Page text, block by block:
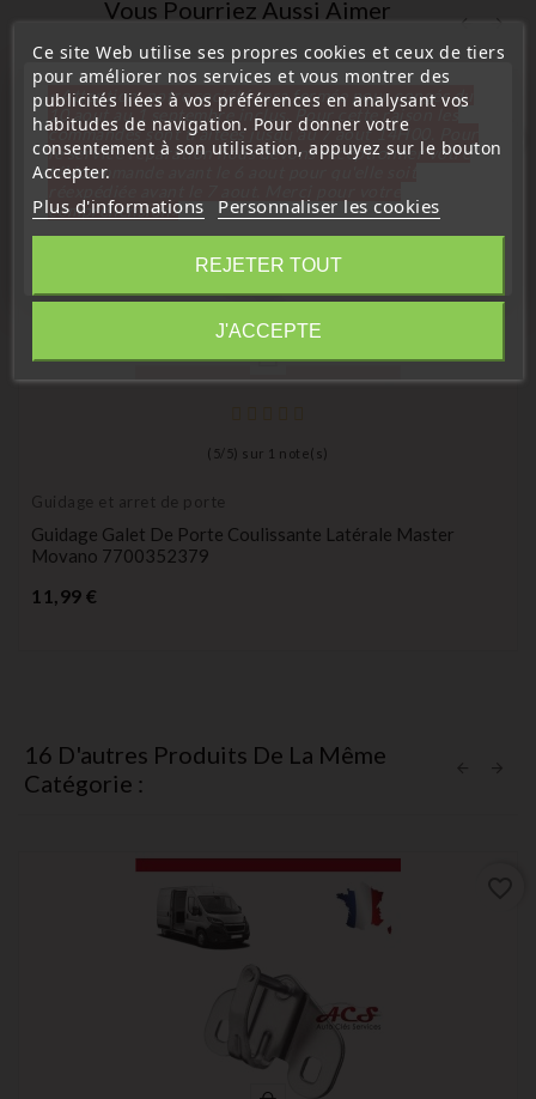
Vous Pourriez Aussi Aimer
( 5/ 5) sur 1 note(s)
Guidage et arret de porte
Guidage Galet De Porte Coulissante Latérale Master
Movano 7700352379
11,99 €
favorite_border
16 D'autres Produits De La Même
Catégorie :
Ce site Web utilise ses propres cookies et ceux de tiers
pour améliorer nos services et vous montrer des
publicités liées à vos préférences en analysant vos
habitudes de navigation. Pour donner votre
consentement à son utilisation, appuyez sur le bouton
Accepter.
Plus d'informations Personnaliser les cookies
REJETER TOUT
J'ACCEPTE
« Attention, notre société sera fermée pour congés du
10 aout au 1 septembre inclus. Pour cette raison les
commandes sont traitées jusqu'au 7 aout 14H00. Pour
le service réparation nous devons réceptionner votre
télécommande avant le 6 aout pour qu'elle soit
compréhension»
Fermer
Information